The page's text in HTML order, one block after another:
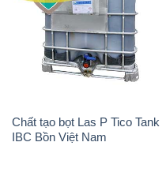
Chất tạo bọt Las P Tico Tank
IBC Bồn Việt Nam